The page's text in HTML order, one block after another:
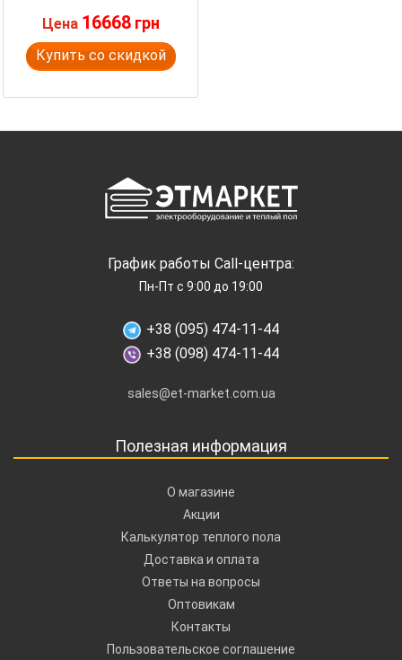
Цена 16668 грн
Купить со скидкой
График работы Call-центра:
Пн-Пт с 9:00 до 19:00
+38 (095) 474-11-44
+38 (098) 474-11-44
sales@et-market.com.ua
Полезная информация
О магазине
Акции
Калькулятор теплого пола
Доставка и оплата
Ответы на вопросы
Оптовикам
Контакты
Пользовательское соглашение